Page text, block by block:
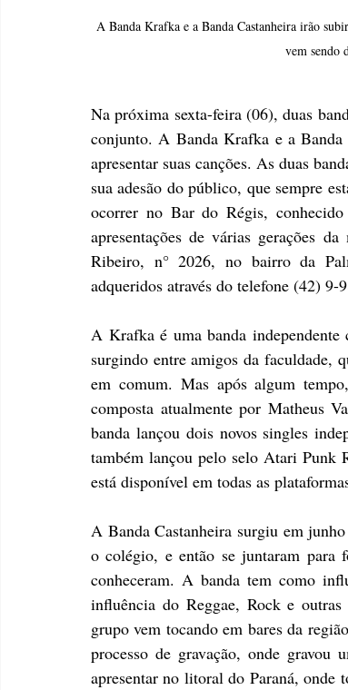
vem sendo
Na próxima sexta-feira (06), duas
conjunto. A Banda Krafka e a
apresentar suas canções. As duas
sua adesão do público, que sempre
ocorrer no Bar do Régis,
apresentações de várias gerações
Ribeiro, n° 2026, no bairro da
adqueridos através do telefone (42) 9-
A Krafka é uma banda
surgindo entre amigos da faculdade,
em comum. Mas após algum
composta atualmente por Matheus
banda lançou dois novos singles
também lançou pelo selo Atari Punk
está disponível em todas as
A Banda Castanheira surgiu em
o colégio, e então se juntaram para
conheceram. A banda tem como
influência do Reggae, Rock e
grupo vem tocando em bares da
processo de gravação, onde
apresentar no litoral do Paraná, onde